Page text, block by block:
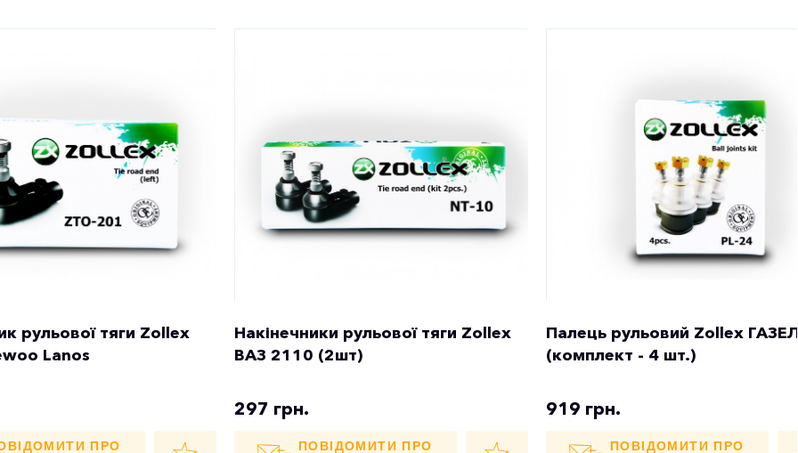
рульової тяги Zollex
Lanos
ПРО
Накінечники рульової тяги Zollex
ВАЗ 2110 (2шт)
297 грн.
ПОВІДОМИТИ ПРО
Палець рульовий Zollex
(комплект - 4 шт.)
919 грн.
ПОВІДОМИТИ ПРО